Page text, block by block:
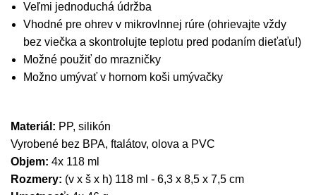
Veľmi jednoduchá údržba
Vhodné pre ohrev v mikrovlnnej rúre (ohrievajte vždy
bez viečka a skontrolujte teplotu pred podaním dieťaťu!)
Možné použiť do mrazničky
Možno umývať v hornom koši umývačky
Materiál: PP, silikón
Vyrobené bez BPA, ftalátov, olova a PVC
Objem: 4x 118 ml
Rozmery: (v x š x h) 118 ml - 6,3 x 8,5 x 7,5 cm